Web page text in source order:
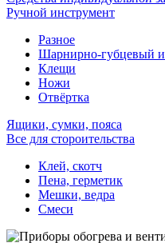
Ручной инструмент
Разное
Шарнирно-губцевый
Клещи
Ножи
Отвёртка
Ящики, сумки, пояса
Все для стороительства
Клей, скотч
Пена, герметик
Мешки, ведра
Смеси